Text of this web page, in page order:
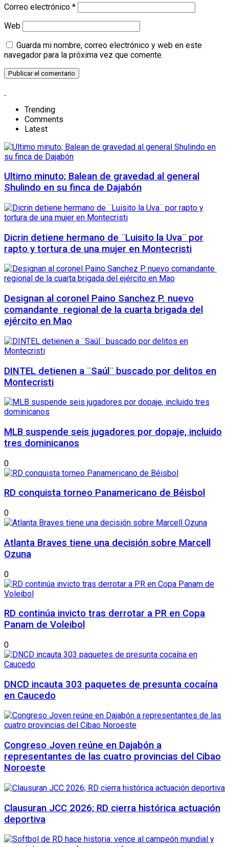
Correo electrónico *
Web
Guarda mi nombre, correo electrónico y web en este
navegador para la próxima vez que comente.
Trending
Comments
Latest
Ultimo minuto; Balean de gravedad al general
Shulindo en su finca de Dajabón
Dicrin detiene hermano de ¨Luisito la Uva¨ por
rapto y tortura de una mujer en Montecristi
Designan al coronel Paino Sanchez P. nuevo
comandante regional de la cuarta brigada del
ejército en Mao
DINTEL detienen a ¨Saúl¨ buscado por delitos en
Montecristi
MLB suspende seis jugadores por dopaje, incluido
tres dominicanos
0
RD conquista torneo Panamericano de Béisbol
0
Atlanta Braves tiene una decisión sobre Marcell
Ozuna
0
RD continúa invicto tras derrotar a PR en Copa
Panam de Voleibol
0
DNCD incauta 303 paquetes de presunta cocaína
en Caucedo
Congreso Joven reúne en Dajabón a
representantes de las cuatro provincias del Cibao
Noroeste
Clausuran JCC 2026; RD cierra histórica actuación
deportiva